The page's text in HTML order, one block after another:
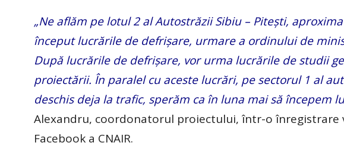
„Ne aflăm pe lotul 2 al Autostrăzii Sibiu – Pitești,
început lucrările de defrișare, urmare a ordinului de
După lucrările de defrișare, vor urma lucrările de studii
proiectării. În paralel cu aceste lucrări, pe sectorul 1 al
deschis deja la trafic, sperăm ca în luna mai să începem
Alexandru, coordonatorul proiectului, într-o înregistrare
Facebook a CNAIR.